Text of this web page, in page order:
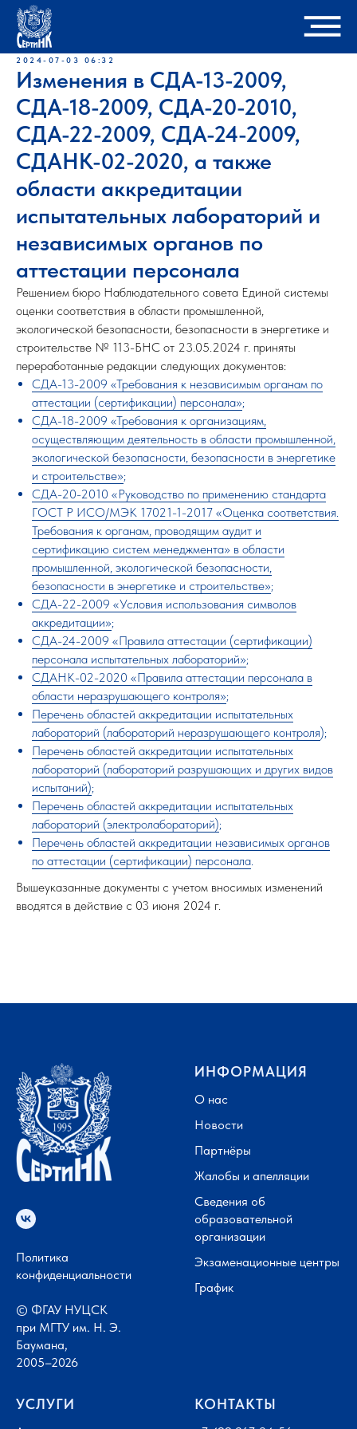
2024-07-03 06:32
Изменения в СДА-13-2009,
СДА-18-2009, СДА-20-2010,
СДА-22-2009, СДА-24-2009,
СДАНК-02-2020, а также
области аккредитации
испытательных лабораторий и
независимых органов по
аттестации персонала
Решением бюро Наблюдательного совета Единой системы
оценки соответствия в области промышленной,
экологической безопасности, безопасности в энергетике и
строительстве № 113-БНС от 23.05.2024 г. приняты
переработанные редакции следующих документов:
СДА-13-2009 «Требования к независимым органам по
аттестации (сертификации) персонала»;
СДА-18-2009 «Требования к организациям,
осуществляющим деятельность в области промышленной,
экологической безопасности, безопасности в энергетике
и строительстве»;
СДА-20-2010 «Руководство по применению стандарта
ГОСТ Р ИСО/МЭК 17021-1-2017 «Оценка соответствия.
Требования к органам, проводящим аудит и
сертификацию систем менеджмента» в области
промышленной, экологической безопасности,
безопасности в энергетике и строительстве»;
СДА-22-2009 «Условия использования символов
аккредитации»;
СДА-24-2009 «Правила аттестации (сертификации)
персонала испытательных лабораторий»;
СДАНК-02-2020 «Правила аттестации персонала в
области неразрушающего контроля»;
Перечень областей аккредитации испытательных
лабораторий (лабораторий неразрушающего контроля);
Перечень областей аккредитации испытательных
лабораторий (лабораторий разрушающих и других видов
испытаний);
Перечень областей аккредитации испытательных
лабораторий (электролабораторий);
Перечень областей аккредитации независимых органов
по аттестации (сертификации) персонала.
Вышеуказанные документы с учетом вносимых изменений
вводятся в действие с 03 июня 2024 г.
Политика
конфиденциальности
© ФГАУ НУЦСК
при МГТУ им. Н. Э.
Баумана,
2005–2026
ИНФОРМАЦИЯ
О нас
Новости
Партнёры
Жалобы и апелляции
Сведения об
образовательной
организации
Экзаменационные центры
График
УСЛУГИ КОНТАКТЫ